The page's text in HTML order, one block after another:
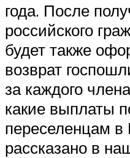
года. После
российского
будет также
возврат
за каждого
какие выплаты
переселенцам
рассказано в